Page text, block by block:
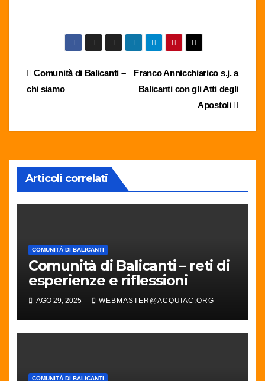
NavigazioneFranco Annicchiarico s.j. a
Balicanti con gli Atti degli
Apostoli
Comunità di Balicanti –
chi siamo
Articoli correlati
COMUNITÀ DI BALICANTI
Comunità di Balicanti – reti di
esperienze e riflessioni
AGO 29, 2025 WEBMASTER@ACQUIAC.ORG
COMUNITÀ DI BALICANTI